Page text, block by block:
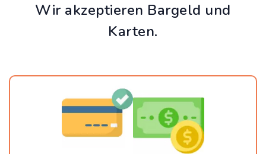
Wir akzeptieren Bargeld und
Karten.